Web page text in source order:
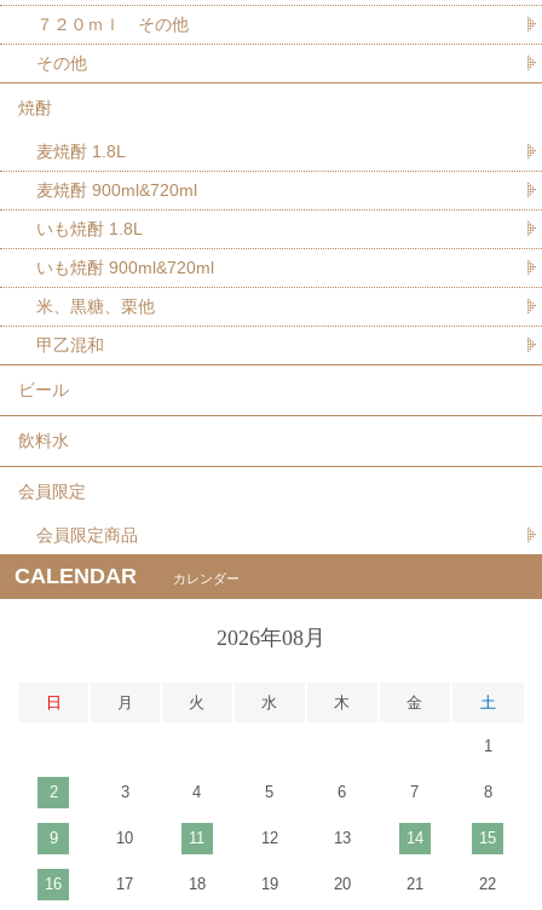
７２０ｍｌ その他
その他
焼酎
麦焼酎 1.8L
麦焼酎 900ml&720ml
いも焼酎 1.8L
いも焼酎 900ml&720ml
米、黒糖、栗他
甲乙混和
ビール
飲料水
会員限定
会員限定商品
CALENDAR カレンダー
2026年08月
日 月 火 水 木 金 土
1
2 3 4 5 6 7 8
9 10 11 12 13 14 15
16 17 18 19 20 21 22